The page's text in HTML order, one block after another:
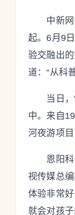
中新网巴
起。6月9
验交融出
道：“从科
当日，
中。来自
河夜游项
恩阳科普
视传媒总
体验非常
就会对孩